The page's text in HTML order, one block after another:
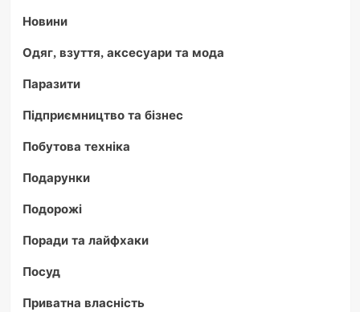
Новини
Одяг, взуття, аксесуари та мода
Паразити
Підприємництво та бізнес
Побутова техніка
Подарунки
Подорожі
Поради та лайфхаки
Посуд
Приватна власність